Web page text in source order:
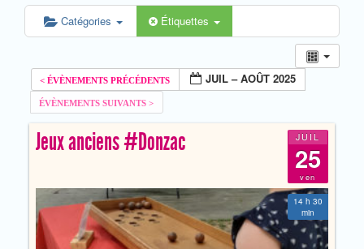
Catégories Étiquettes
JUIL – AOÛT 2025
JUIL
25
ven
Jeux anciens #Donzac
14 h 30
min